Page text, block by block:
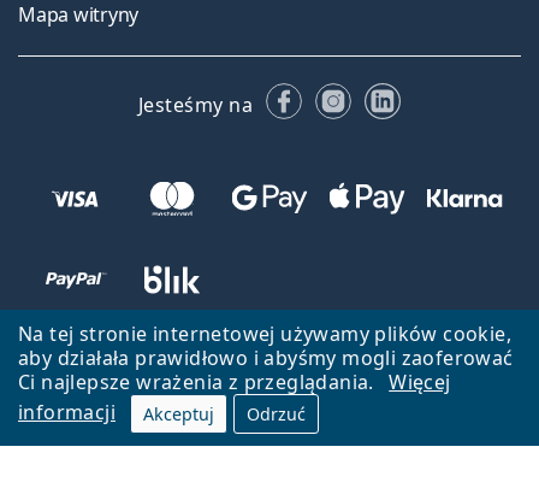
Na tej stronie internetowej używamy plików cookie,
aby działała prawidłowo i abyśmy mogli zaoferować
Ci najlepsze wrażenia z przeglądania.
Więcej
informacji
Akceptuj Odrzuć
Mapa witryny
Jesteśmy na FacebookuInstagramie
LinkedIn
Wróć do strony głównej